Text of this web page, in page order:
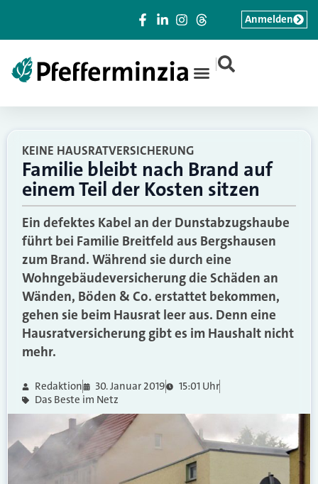
|
Anmelden
KEINE HAUSRATVERSICHERUNG
Familie bleibt nach Brand auf
einem Teil der Kosten sitzen
Ein defektes Kabel an der Dunstabzugshaube
führt bei Familie Breitfeld aus Bergshausen
zum Brand. Während sie durch eine
Wohngebäudeversicherung die Schäden an
Wänden, Böden & Co. erstattet bekommen,
gehen sie beim Hausrat leer aus. Denn eine
Hausratversicherung gibt es im Haushalt nicht
mehr.
Redaktion 30. Januar 2019
15:01 Uhr
Das Beste im Netz